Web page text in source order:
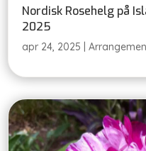
Nordisk Rosehelg på
2025
apr 24, 2025 |